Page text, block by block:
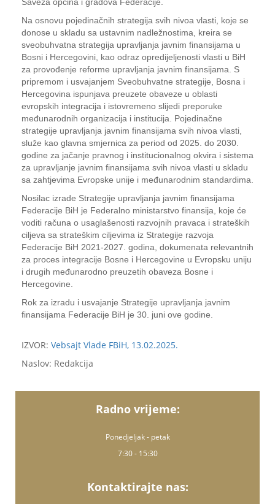
Na osnovu pojedinačnih strategija svih nivoa vlasti, koje se
donose u skladu sa ustavnim nadležnostima, kreira se
sveobuhvatna strategija upravljanja javnim finansijama u
Bosni i Hercegovini, kao odraz opredijeljenosti vlasti u BiH
za provođenje reforme upravljanja javnim finansijama. S
pripremom i usvajanjem Sveobuhvatne strategije, Bosna i
Hercegovina ispunjava preuzete obaveze u oblasti
evropskih integracija i istovremeno slijedi preporuke
međunarodnih organizacija i institucija. Pojedinačne
strategije upravljanja javnim finansijama svih nivoa vlasti,
služe kao glavna smjernica za period od 2025. do 2030.
godine za jačanje pravnog i institucionalnog okvira i sistema
za upravljanje javnim finansijama svih nivoa vlasti u skladu
sa zahtjevima Evropske unije i međunarodnim standardima.
Nosilac izrade Strategije upravljanja javnim finansijama
Federacije BiH je Federalno ministarstvo finansija, koje će
voditi računa o usaglašenosti razvojnih pravaca i strateških
ciljeva sa strateškim ciljevima iz Strategije razvoja
Federacije BiH 2021-2027. godina, dokumenata relevantnih
za proces integracije Bosne i Hercegovine u Evropsku uniju
i drugih međunarodno preuzetih obaveza Bosne i
Hercegovine.
Rok za izradu i usvajanje Strategije upravljanja javnim
finansijama Federacije BiH je 30. juni ove godine.
IZVOR: Vebsajt Vlade FBiH, 13.02.2025.
Naslov: Redakcija
Radno vrijeme:
Ponedjeljak - petak
7:30 - 15:30
Kontaktirajte nas: